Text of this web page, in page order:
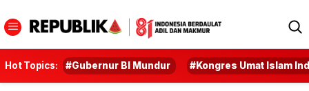
Hot Topics: #Gubernur BI Mundur #Kongres Umat Islam